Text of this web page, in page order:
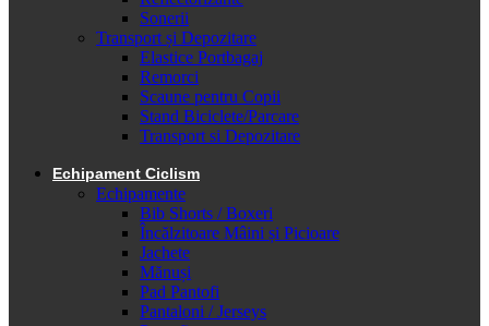
Sonerii
Transport și Depozitare
Elastice Portbagaj
Remorci
Scaune pentru Copii
Stand Biciclete/Parcare
Transport si Depozitare
Echipament Ciclism
Echipamente
Bib Shorts / Boxeri
Încălzitoare Mâini și Picioare
Jachete
Mănuși
Pad Pantofi
Pantaloni / Jerseys